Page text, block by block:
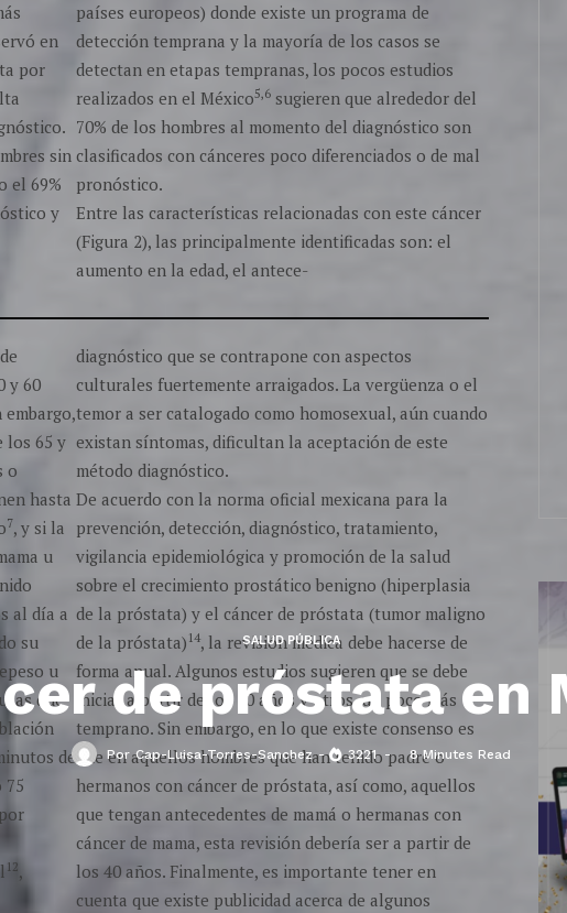
SALUD PÚBLICA
de próstata en
Por Cap-Luisa-Torres-Sanchez 3221 8 Minutes Read
en
por
sin
el 69%
y
países europeos) donde existe un programa de
detección temprana y la mayoría de los casos se
detectan en etapas tempranas, los pocos estudios
realizados en el México5,6 sugieren que alrededor del
70% de los hombres al momento del diagnóstico son
clasificados con cánceres poco diferenciados o de mal
pronóstico.
Entre las características relacionadas con este cáncer
(Figura 2), las principalmente identificadas son: el
aumento en la edad, el antece-
y 60
los 65 y
o
hasta
7, y si la
u
al día a
su
u
que
de
75
12,
diagnóstico que se contrapone con aspectos
culturales fuertemente arraigados. La vergüenza o el
temor a ser catalogado como homosexual, aún cuando
existan síntomas, dificultan la aceptación de este
método diagnóstico.
De acuerdo con la norma oficial mexicana para la
prevención, detección, diagnóstico, tratamiento,
vigilancia epidemiológica y promoción de la salud
sobre el crecimiento prostático benigno (hiperplasia
de la próstata) y el cáncer de próstata (tumor maligno
de la próstata) 14, la revisión médica debe hacerse de
forma anual. Algunos estudios sugieren que se debe
iniciar a partir de los 50 años y otros, un poco más
temprano. Sin embargo, en lo que existe consenso es
que en aquellos hombres que han tenido padre o
hermanos con cáncer de próstata, así como, aquellos
que tengan antecedentes de mamá o hermanas con
cáncer de mama, esta revisión debería ser a partir de
los 40 años. Finalmente, es importante tener en
cuenta que existe publicidad acerca de algunos